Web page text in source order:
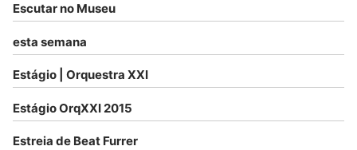
Escutar no Museu
esta semana
Estágio | Orquestra XXI
Estágio OrqXXI 2015
Estreia de Beat Furrer